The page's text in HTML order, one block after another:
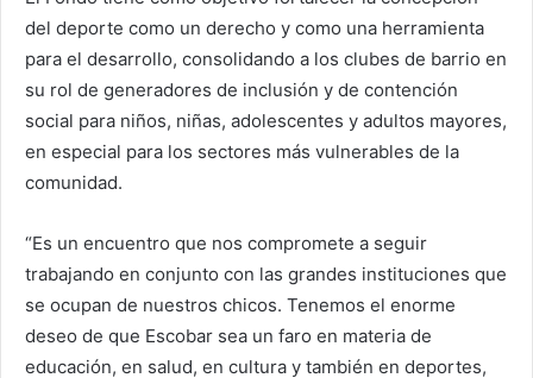
del deporte como un derecho y como una herramienta
para el desarrollo, consolidando a los clubes de barrio en
su rol de generadores de inclusión y de contención
social para niños, niñas, adolescentes y adultos mayores,
en especial para los sectores más vulnerables de la
comunidad.
“Es un encuentro que nos compromete a seguir
trabajando en conjunto con las grandes instituciones que
se ocupan de nuestros chicos. Tenemos el enorme
deseo de que Escobar sea un faro en materia de
educación, en salud, en cultura y también en deportes,